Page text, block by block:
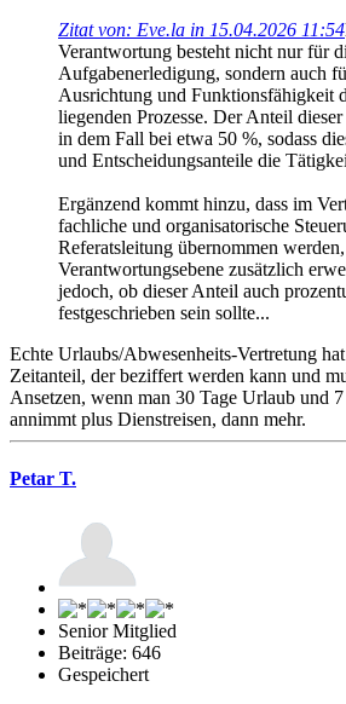
Zitat von: Eve.la in 15.04.2026 11:54
Verantwortung besteht nicht nur für
Aufgabenerledigung, sondern auch
Ausrichtung und Funktionsfähigkeit
liegenden Prozesse. Der Anteil
in dem Fall bei etwa 50 %, sodass
und Entscheidungsanteile die
Ergänzend kommt hinzu, dass im
fachliche und organisatorische
Referatsleitung übernommen
Verantwortungsebene zusätzlich
jedoch, ob dieser Anteil auch
festgeschrieben sein sollte...
Echte Urlaubs/Abwesenheits-Vertretung
Zeitanteil, der beziffert werden kann und
Ansetzen, wenn man 30 Tage Urlaub und
annimmt plus Dienstreisen, dann mehr.
Petar T.
Senior Mitglied
Beiträge: 646
Gespeichert